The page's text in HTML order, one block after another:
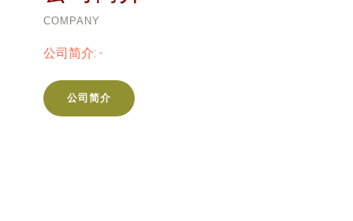
COMPANY
公司简介: -
公司简介